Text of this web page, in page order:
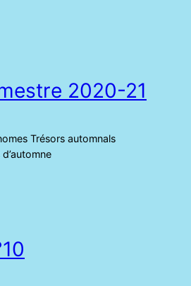
2020-21
Trésors automnals